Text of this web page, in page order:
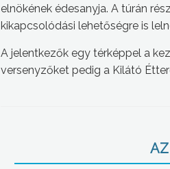
elnökének édesanyja. A túrán
kikapcsolódási lehetőségre is
A jelentkezők egy térképpel a
versenyzőket pedig a Kilátó